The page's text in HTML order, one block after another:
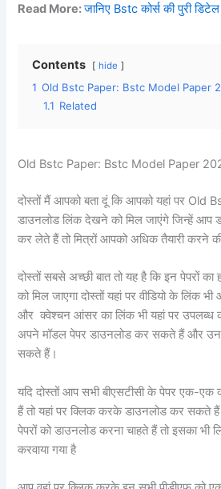
Read More:जानिए Bstc कोर्स की पुरी डिटेल
Contents hide
1 Old Bstc Paper: Bstc Model Paper
1.1 Related
Old Bstc Paper: Bstc Model Paper
दोस्तों मैं आपको बता दूं कि आपको यहां पर
डाउनलोड लिंक देखने को मिल जाएंगे जिन्हें आप
कर लेते हैं तो मित्रों आपको अधिक तैयारी करने
दोस्तों सबसे अच्छी बात तो यह है कि इन पेपरों
को मिल जाएगा दोस्तों यहां पर वीडियो के लिंक
और क्वेश्चन आंसर का लिंक भी यहां पर उपलब्ध
अपने मॉडल पेपर डाउनलोड कर सकते हैं और
सकते हैं।
यदि दोस्तों आप सभी बीएसटीसी के पेपर एक-
हैं तो यहां पर क्लिक करके डाउनलोड कर सकते हैं
पेपरों को डाउनलोड करना चाहते हैं तो इसका
करवाया गया है